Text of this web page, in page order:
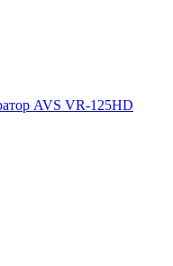
AVS VR-125HD